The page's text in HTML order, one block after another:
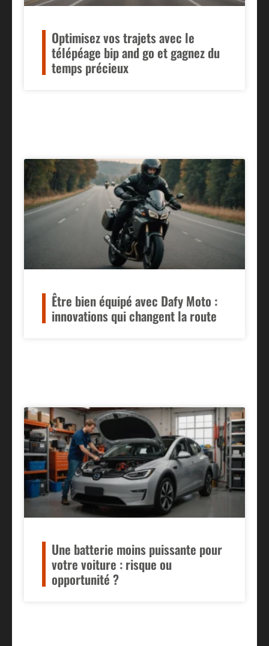
Optimisez vos trajets avec le
télépéage bip and go et gagnez du
temps précieux
Être bien équipé avec Dafy Moto :
innovations qui changent la route
Une batterie moins puissante pour
votre voiture : risque ou
opportunité ?